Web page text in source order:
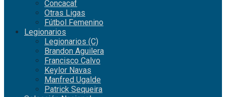
Concacaf
Otras Ligas
Fútbol Femenino
Legionarios
Legionarios (C)
Brandon Aguilera
Francisco Calvo
Keylor Navas
Manfred Ugalde
Patrick Sequeira